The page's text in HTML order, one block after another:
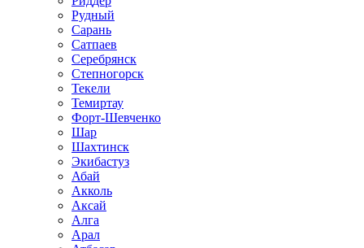
Рудный
Сарань
Сатпаев
Серебрянск
Степногорск
Текели
Темиртау
Форт-Шевченко
Шар
Шахтинск
Экибастуз
Абай
Акколь
Аксай
Алга
Арал